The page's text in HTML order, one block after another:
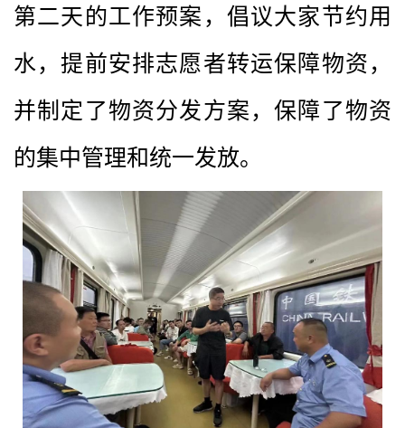
第二天的工作预案，倡议大家节约用
水，提前安排志愿者转运保障物资，
并制定了物资分发方案，保障了物资
的集中管理和统一发放。